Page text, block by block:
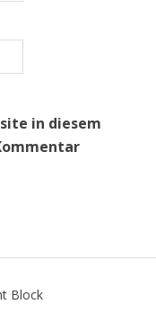
in diesem
Block